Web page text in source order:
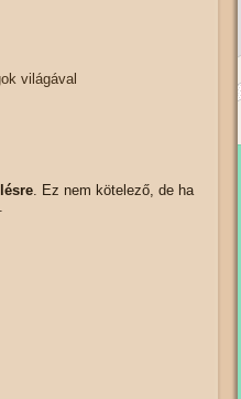
világával
. Ez nem kötelező, de ha